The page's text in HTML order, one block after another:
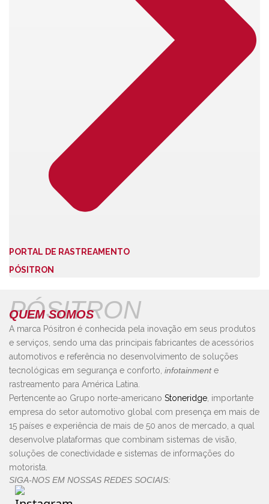
PORTAL DE RASTREAMENTO
PÓSITRON
PÓSITRON
QUEM SOMOS
A marca Pósitron é conhecida pela inovação em seus produtos
e serviços, sendo uma das principais fabricantes de acessórios
automotivos e referência no desenvolvimento de soluções
tecnológicas em segurança e conforto, infotainmente
rastreamento para América Latina.
Pertencente ao Grupo norte-americano Stoneridge , importante
empresa do setor automotivo global com presença em mais de
15 países e experiência de mais de 50 anos de mercado, a qual
desenvolve plataformas que combinam sistemas de visão,
soluções de conectividade e sistemas de informações do
motorista.
SIGA-NOS EM NOSSAS REDES SOCIAIS: